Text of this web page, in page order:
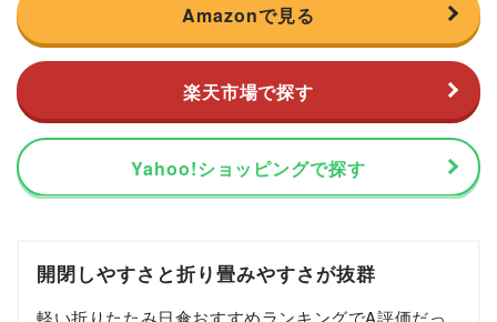
Amazonで見る
楽天市場で探す
Yahoo!ショッピングで探す
開閉しやすさと折り畳みやすさが抜群